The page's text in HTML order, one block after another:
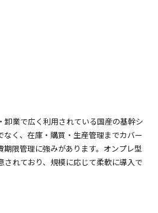
卸業で広く利用されている国産の基幹シ
なく、在庫・購買・生産管理までカバー
期限管理に強みがあります。オンプレ型
されており、規模に応じて柔軟に導入で